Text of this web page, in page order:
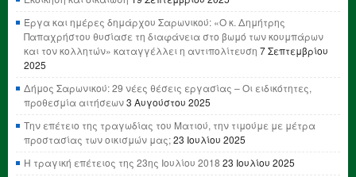
Έργα και ημέρες δημάρχου Σαρωνικού: «Ο κ. Δημήτρης
Παπαχρήστου θυσίασε τη διαφάνεια στο βωμό των κουμπάρων
και τον κολλητών» καταγγέλλει η αντιπολίτευση 7 Σεπτεμβρίου
2025
Δήμος Σαρωνικού: 29 νέες θέσεις εργασίας – Οι ειδικότητες,
προθεσμία αιτήσεων3 Αυγούστου 2025
Την επέτειο της τραγωδίας του Ματιού, την τιμούμε με μέτρα
προστασίας των οικισμών μας;23 Ιουλίου 2025
Η τραγική επέτειος της 23ης Ιουλίου 2018 23 Ιουλίου 2025